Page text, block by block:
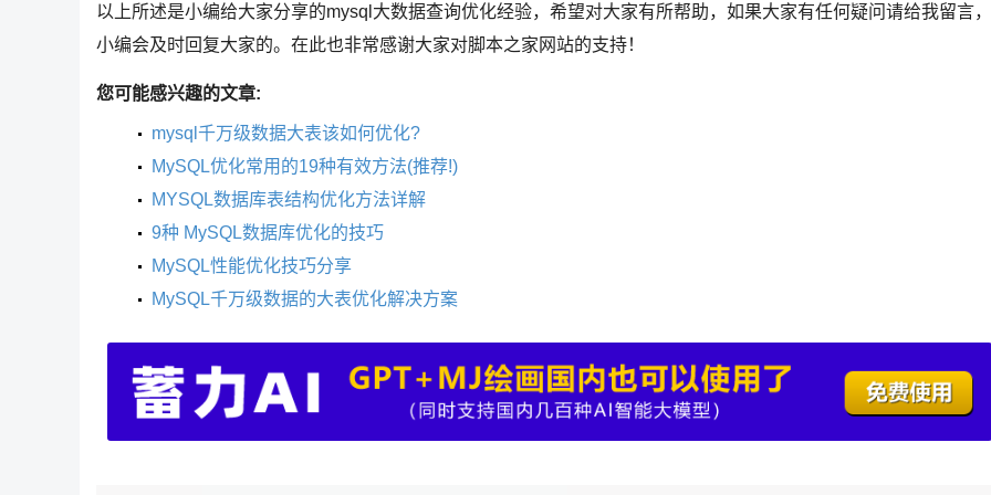
以上所述是小编给大家分享的mysql大数据查询优化经验，希望对大家有所帮助，如果大家有任何疑问请给我留言，
小编会及时回复大家的。在此也非常感谢大家对脚本之家网站的支持！
您可能感兴趣的文章:
mysql千万级数据大表该如何优化?
MySQL优化常用的19种有效方法(推荐!)
MYSQL数据库表结构优化方法详解
9种 MySQL数据库优化的技巧
MySQL性能优化技巧分享
MySQL千万级数据的大表优化解决方案